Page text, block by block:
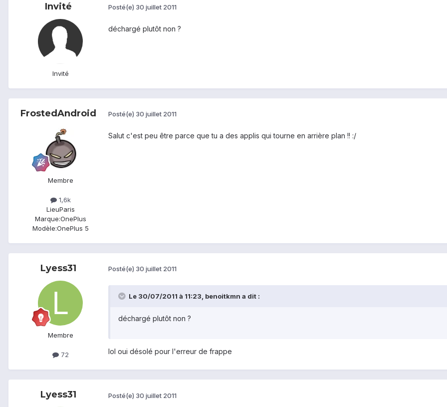
Invité
Invité
Posté(e) 30 juillet 2011
déchargé plutôt non ?
FrostedAndroid
Membre
1,6k
LieuParis
Marque:OnePlus
Modèle:OnePlus 5
Posté(e) 30 juillet 2011
Salut c'est peu être parce que tu a des applis qui tourne en arrière plan !! :/
Lyess31
Membre
72
Posté(e) 30 juillet 2011
Le 30/07/2011 à 11:23, benoitkmn a dit :
déchargé plutôt non ?
lol oui désolé pour l'erreur de frappe
Lyess31 Posté(e) 30 juillet 2011